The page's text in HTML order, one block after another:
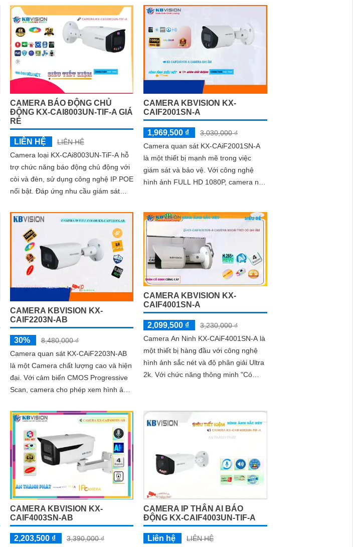
cho hình ảnh sắc nét đến 5
tiết kiệm thời gian và chi phí cho người
CAMERA BÁO ĐỘNG CHỦ
ĐỘNG KX-CAI8003UN-TIF-A GIÁ
RẺ
LIÊN HỆ
LIÊN HỆ
Camera loại KX-CAi8003UN-TiF-A hỗ
trợ chức năng báo động chủ động với
còi và đèn, sử dụng công nghệ IP POE
nổi bật. Đáp ứng nhu cầu giám sát
minh, hình ảnh chất lượng 8
CAMERA KBVISION KX-
CAIF2001SN-A
1,969,500 ₫
3,030,000 ₫
Camera quan sát KX-CAiF2001SN-A
là một thiết bị mạnh mẽ trong việc
giám sát và bảo vệ. Với công nghệ
hình ảnh FULL HD 1080P, camera này
CAMERA KBVISION KX-
CAIF2203N-AB
30%
8,480,000 ₫
Camera quan sát KX-CAiF2203N-AB
là một Camera chất lượng cao và hiện
đại. Với cảm biến CMOS Progressive
Scan, camera cho phép xem hình ảnh
như ban ngày trong khoảng cách lên
CAMERA KBVISION KX-
CAIF4001SN-A
2,099,500 ₫
3,230,000 ₫
Camera An Ninh KX-CAiF4001SN-A là
một thiết bị hàng đầu với công nghệ
hình ảnh sắc nét và độ phân giải Ultra
2k. Với chức năng thông minh "Có
kiện thiếu ánh sáng
CAMERA KBVISION KX-
CAIF4003SN-AB
2,203,500 ₫ 3,390,000 ₫
CAMERA IP THÂN AI BÁO
ĐỘNG KX-CAIF4003UN-TIF-A
Liên hệ LIÊN HỆ